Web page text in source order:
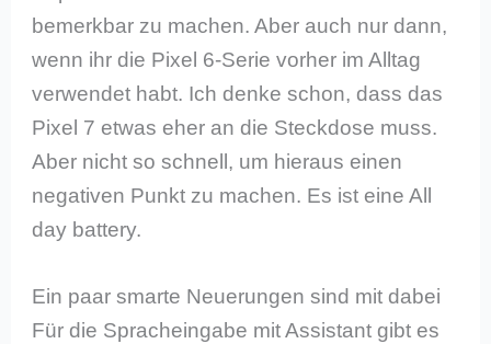
bemerkbar zu machen. Aber auch nur dann,
wenn ihr die Pixel 6-Serie vorher im Alltag
verwendet habt. Ich denke schon, dass das
Pixel 7 etwas eher an die Steckdose muss.
Aber nicht so schnell, um hieraus einen
negativen Punkt zu machen. Es ist eine All
day battery.
Ein paar smarte Neuerungen sind mit dabei
Für die Spracheingabe mit Assistant gibt es